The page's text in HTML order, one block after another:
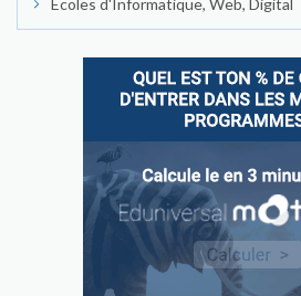
Écoles d'Informatique, Web, Digital